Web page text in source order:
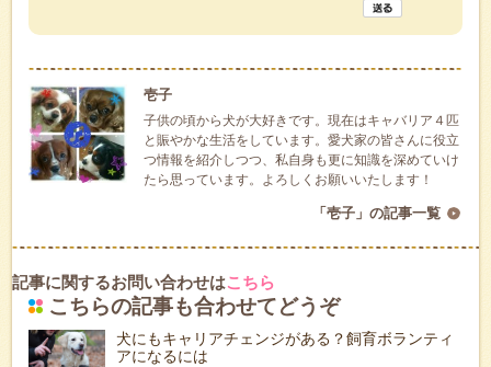
壱子
子供の頃から犬が大好きです。現在はキャバリア４匹
と賑やかな生活をしています。愛犬家の皆さんに役立
つ情報を紹介しつつ、私自身も更に知識を深めていけ
たら思っています。よろしくお願いいたします！
「壱子」の記事一覧
記事に関するお問い合わせはこちら
こちらの記事も合わせてどうぞ
犬にもキャリアチェンジがある？飼育ボランティ
アになるには